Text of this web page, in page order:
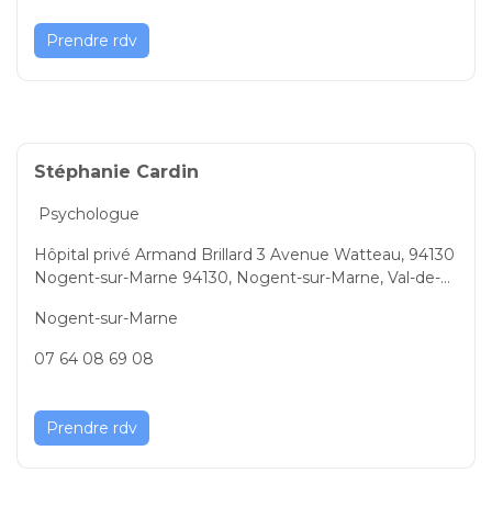
Prendre rdv
Stéphanie Cardin
Psychologue
Hôpital privé Armand Brillard 3 Avenue Watteau, 94130
Nogent-sur-Marne 94130, Nogent-sur-Marne, Val-de-M
Nogent-sur-Marne
07 64 08 69 08
Prendre rdv